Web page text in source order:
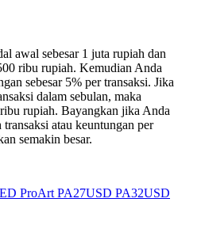
awal sebesar 1 juta rupiah dan
ribu rupiah. Kemudian Anda
sebesar 5% per transaksi. Jika
dalam sebulan, maka
rupiah. Bayangkan jika Anda
atau keuntungan per
semakin besar.
ProArt PA27USD PA32USD